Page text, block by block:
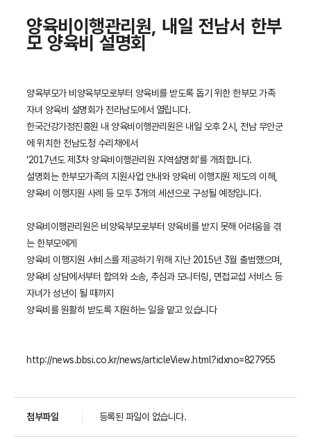
양육비이행관리원, 내일 전남서 한부
모 양육비 설명회
양육부모가 비양육부모로부터 양육비를 받도록 돕기 위한 한부모 가족
자녀 양육비 설명회가 전라남도에서 열립니다.
한국건강가정진흥원 내 양육비이행관리원은 내일 오후 2시, 전남 무안군
에 위치한 전남도청 수리채에서
‘2017년도 제3차 양육비이행관리원 지역설명회’를 개최합니다.
설명회는 한부모가족의 지원사업 안내와 양육비 이행지원 제도의 이해,
양육비 이행지원 사례 등 모두 3개의 세션으로 구성될 예정입니다.
양육비이행관리원은 비양육부모로부터 양육비를 받지 못해 어려움을 겪
는 한부모에게
양육비 이행지원 서비스를 제공하기 위해 지난 2015년 3월 출범했으며,
양육비 상담에서부터 합의와 소송, 추심과 모니터링, 면접교섭 서비스 등
자녀가 성년이 될 때까지
양육비를 원활히 받도록 지원하는 일을 맡고 있습니다
http://news.bbsi.co.kr/news/articleView.html?idxno=827955
첨부파일 등록된 파일이 없습니다.